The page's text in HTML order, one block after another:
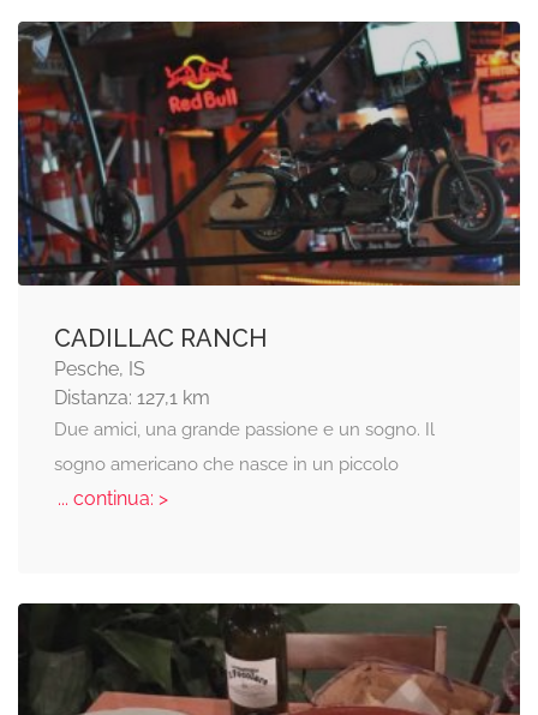
CADILLAC RANCH
Pesche, IS
Distanza: 127,1 km
Due amici, una grande passione e un sogno. Il
sogno americano che nasce in un piccolo
... continua: >